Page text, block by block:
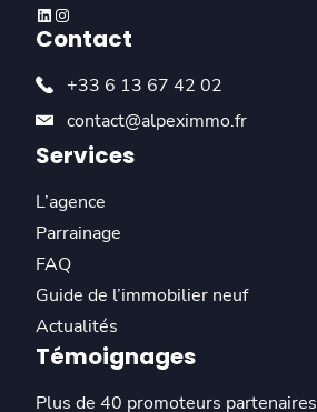
Linkedin Instagram
Contact
+33 6 13 67 42 02
contact@alpeximmo.fr
Services
L’agence
Parrainage
FAQ
Guide de l’immobilier neuf
Actualités
Témoignages
Plus de 40 promoteurs partenaires